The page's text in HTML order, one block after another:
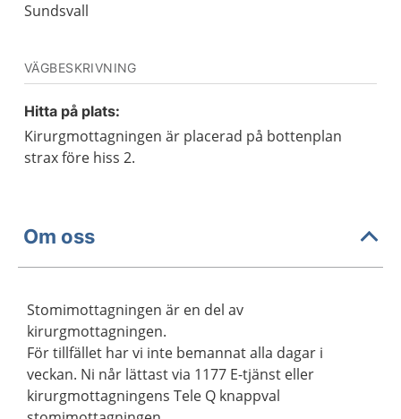
Sundsvall
VÄGBESKRIVNING
Hitta på plats:
Kirurgmottagningen är placerad på bottenplan
strax före hiss 2.
Om oss
Stomimottagningen är en del av
kirurgmottagningen.
För tillfället har vi inte bemannat alla dagar i
veckan. Ni når lättast via 1177 E-tjänst eller
kirurgmottagningens Tele Q knappval